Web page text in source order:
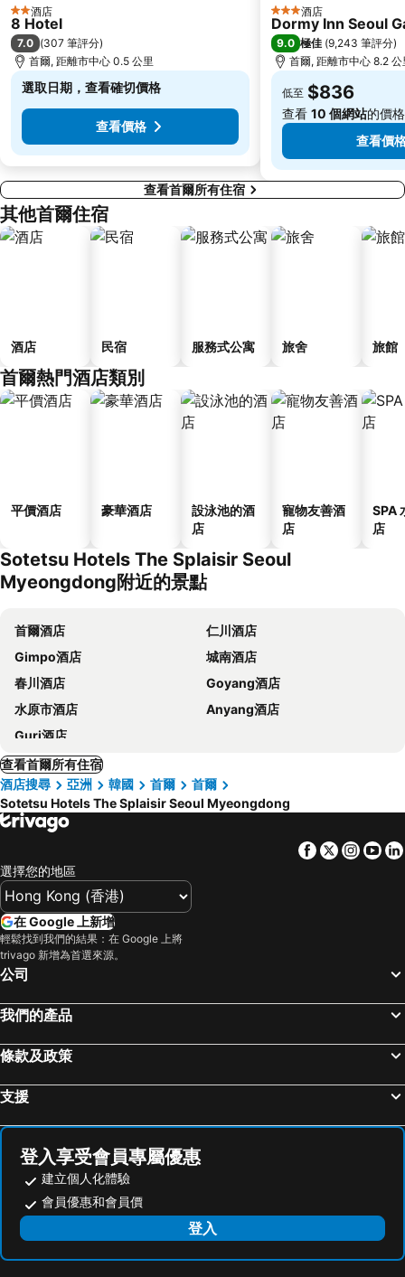
East gate
Yangjae
Lotte - Main
Jung Gu
木洞棒球場
2 星級
酒店
8 Hotel
7.0 (307 筆評分)
首爾, 距離市中心 0.5 公里
選取日期，查看確切價格
查看價格
3 星級酒店
Dormy Inn Seoul
9.0 極佳 (9,243 筆評分)
首爾, 距離市中心 8.2 公
低至 $836
查看 10 個網站的價格
查看價
查看首爾所有住宿
其他首爾住宿
酒店 民宿 服務式公寓 旅舍 旅館
首爾熱門酒店類別
平價酒店 豪華酒店
設泳池的酒
店
寵物友善酒
店
SPA
店
Sotetsu Hotels The Splaisir Seoul
Myeongdong附近的景點
首爾酒店
仁川酒店
Gimpo酒店
城南酒店
春川酒店
Goyang酒店
水原市酒店
Anyang酒店
Guri酒店
查看首爾所有住宿
酒店搜尋
亞洲 韓國 首爾
首爾
Sotetsu Hotels The Splaisir Seoul Myeongdong
Facebook
Twitter
選擇您的地區
在 Google 上新增
輕鬆找到我們的結果：在 Google 上將
trivago 新增為首選來源。
公司
我們的產品
條款及政策
支援
登入享受會員專屬優惠
建立個人化體驗
會員優惠和會員價
登入